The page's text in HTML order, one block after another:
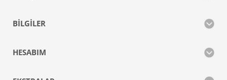
BILGILER
HESABIM